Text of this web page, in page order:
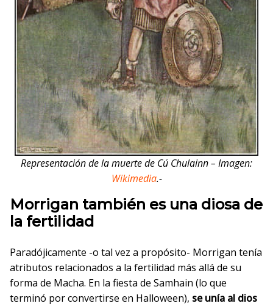
Representación de la muerte de Cú Chulainn – Imagen:
Wikimedia.-
Morrigan también es una diosa de
la fertilidad
Paradójicamente -o tal vez a propósito- Morrigan tenía
atributos relacionados a la fertilidad más allá de su
forma de Macha. En la fiesta de Samhain (lo que
terminó por convertirse en Halloween), se unía al dios